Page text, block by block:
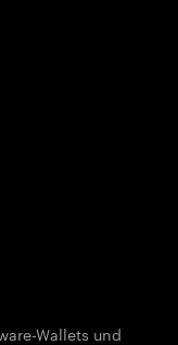
Wallets und